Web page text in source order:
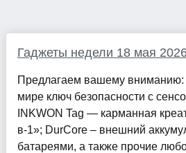
Гаджеты недели 18 мая
Предлагаем вашему
мире ключ безопасности с
INKWON Tag — карманная
в-1»; DurCore – внешний
батареями, а также прочие